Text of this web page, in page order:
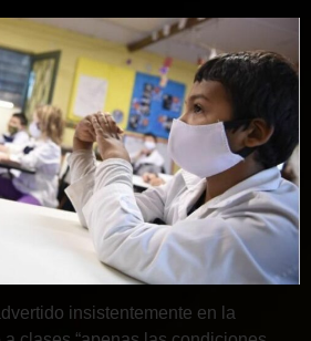
insistentemente en la